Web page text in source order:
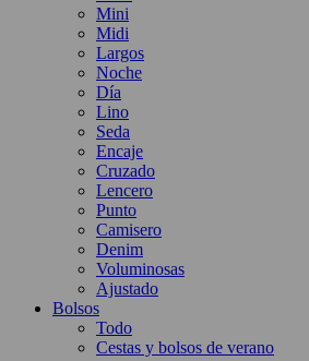
Mini
Midi
Largos
Noche
Día
Lino
Seda
Encaje
Cruzado
Lencero
Punto
Camisero
Denim
Voluminosas
Ajustado
Bolsos
Todo
Cestas y bolsos de verano